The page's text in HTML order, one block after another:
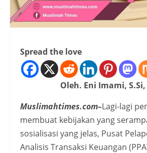
Spread the love
Oleh. Eni Imami, S.Si,
Muslimahtimes.com–Lagi-lagi
membuat kebijakan yang
sosialisasi yang jelas, Pusat
Analisis Transaksi Keuangan